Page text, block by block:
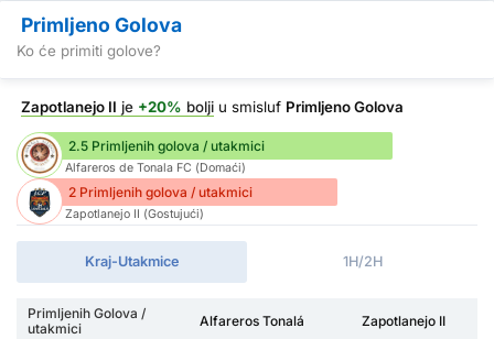
Primljeno Golova
Ko će primiti golove?
Zapotlanejo II je +20% bolji u smisluf Primljeno Golova
2.5 Primljenih golova / utakmici
Alfareros de Tonala FC (Domaći)
2 Primljenih golova / utakmici
Zapotlanejo II (Gostujući)
Kraj-Utakmice 1H/2H
Primljenih Golova /
utakmici
Alfareros Tonalá Zapotlanejo II